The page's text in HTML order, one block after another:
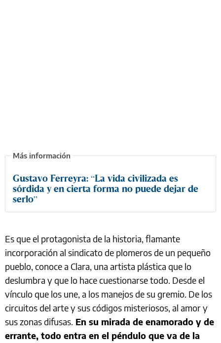
Gustavo Ferreyra: “La vida civilizada es
sórdida y en cierta forma no puede dejar de
serlo”
Es que el protagonista de la historia, flamante
incorporación al sindicato de plomeros de un pequeño
pueblo, conoce a Clara, una artista plástica que lo
deslumbra y que lo hace cuestionarse todo. Desde el
vínculo que los une, a los manejos de su gremio. De los
circuitos del arte y sus códigos misteriosos, al amor y
sus zonas difusas. En su mirada de enamorado y de
errante, todo entra en el péndulo que va de la